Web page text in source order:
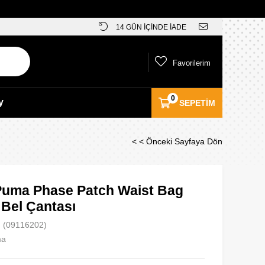
14 GÜN İÇİNDE İADE
SEPETIM
0
Favorilerim
< < Önceki Sayfaya Dön
Phase Patch Waist Bag
Çantası
(09116202)